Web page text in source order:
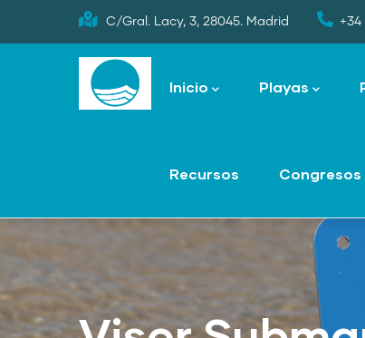
to
C/Gral. Lacy, 3, 28045. Madrid +34
navigation
Inicio Playas
Recursos Congresos